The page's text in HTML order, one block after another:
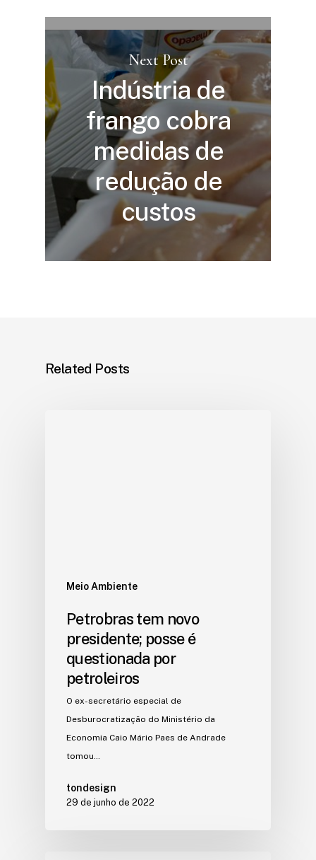
Next Post
Indústria de
frango cobra
medidas de
redução de
custos
Related Posts
Meio Ambiente
Petrobras tem novo
presidente; posse é
questionada por
petroleiros
O ex-secretário especial de
Desburocratização do Ministério da
Economia Caio Mário Paes de Andrade
tomou…
tondesign
29 de junho de 2022